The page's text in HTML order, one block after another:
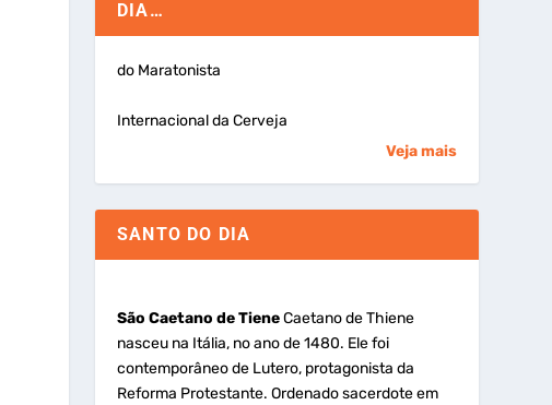
DIA…
do Maratonista
Internacional da Cerveja
Veja mais
SANTO DO DIA
São Caetano de TieneCaetano de Thiene
nasceu na Itália, no ano de 1480. Ele foi
contemporâneo de Lutero, protagonista da
Reforma Protestante. Ordenado sacerdote em